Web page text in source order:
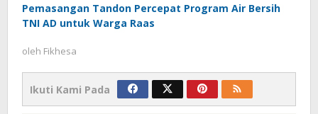
Pemasangan Tandon Percepat Program Air Bersih
TNI AD untuk Warga Raas
oleh Fikhesa
Ikuti Kami Pada